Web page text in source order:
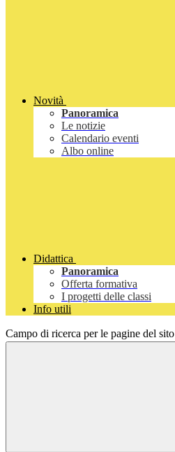
Novità
Panoramica
Le notizie
Calendario eventi
Albo online
Didattica
Panoramica
Offerta formativa
I progetti delle classi
Info utili
Campo di ricerca per le pagine del sito